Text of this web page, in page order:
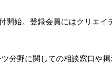
始。登録会員にはクリエ
分野に関しての相談窓口や